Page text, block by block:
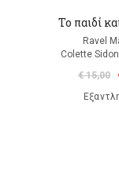
Το παιδί
Ravel
Colette
€ 15,00